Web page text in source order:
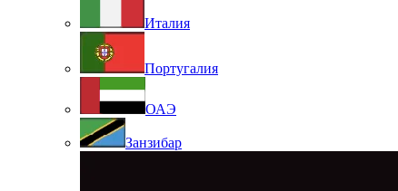
Италия
Португалия
ОАЭ
Занзибар